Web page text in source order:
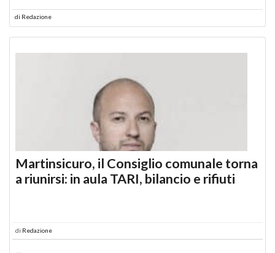
di Redazione
Martinsicuro, il Consiglio comunale torna
a riunirsi: in aula TARI, bilancio e rifiuti
di Redazione